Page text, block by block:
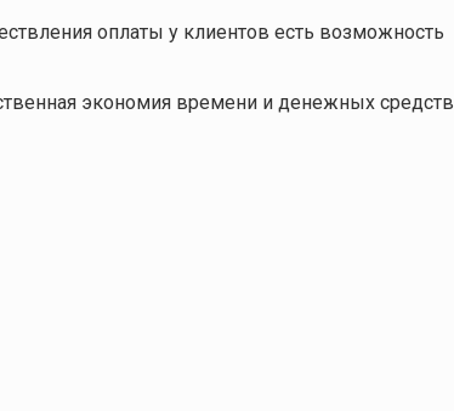
оплаты у клиентов есть возможность
экономия времени и денежных средств